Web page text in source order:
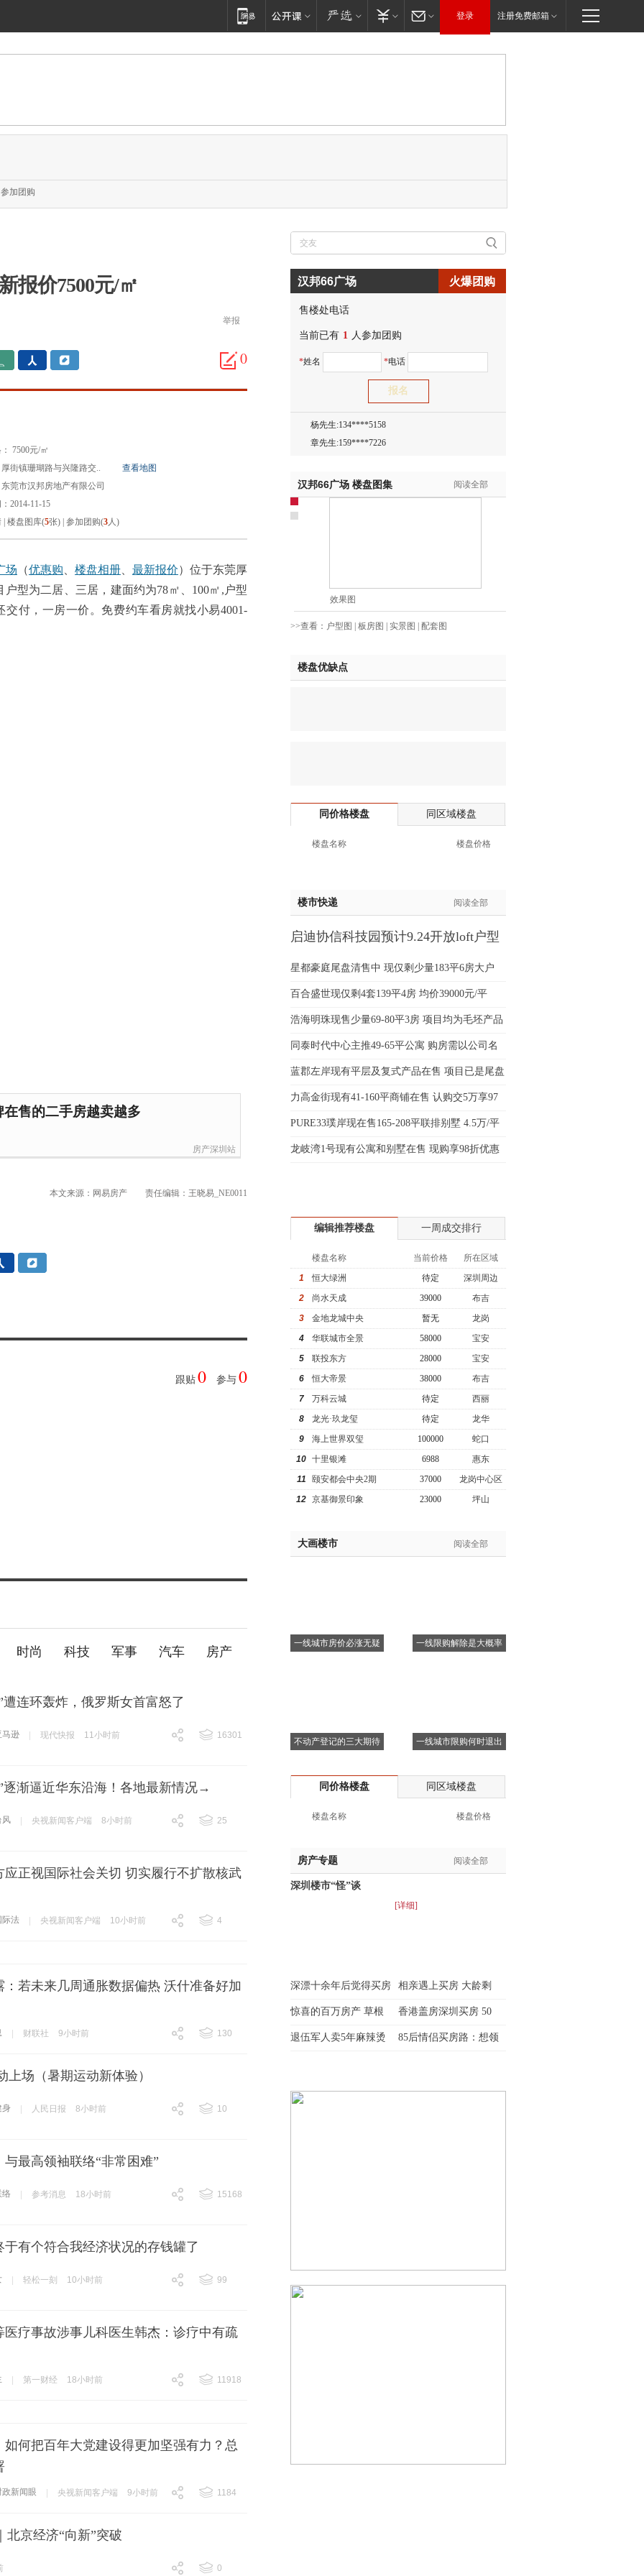
登录 注册免费邮箱
参加团购
报价7500元/㎡
举报
0
7500元/㎡
街镇珊瑚路与兴隆路交..
查看地图
莞市汉邦房地产有限公司
2014-11-15
楼盘图库(5张) 参加团购(3人)
场 （优惠购 楼盘相册 最新报价）位于东莞厚
型为二居、三居，建面约为78㎡、100㎡,户型
付，一房一价。免费约车看房就找小易4001-
售的二手房越卖越多
房产深圳站
本文来源：网易房产 责任编辑：王晓易_NE0011
跟贴 0 参与 0
时尚 科技 军事 汽车 房产
遭连环轰炸，俄罗斯女首富怒了
马逊 现代快报 11小时前
16301
逐渐逼近华东沿海！各地最新情况→
风 央视新闻客户端 8小时前
25
应正视国际社会关切 切实履行不扩散核武
际法 央视新闻客户端 10小时前
4
：若未来几周通胀数据偏热 沃什准备好加
财联社 9小时前
130
上场（暑期运动新体验）
身 人民日报 8小时前
10
最高领袖联络“非常困难”
络 参考消息 18小时前
15168
于有个符合我经济状况的存钱罐了
轻松一刻 10小时前
99
医疗事故涉事儿科医生韩杰：诊疗中有疏
第一财经 18小时前
11918
如何把百年大党建设得更加坚强有力？总
政新闻眼 央视新闻客户端 9小时前
1184
北京经济“向新”突破
0
汉邦66广场 火爆团购
售楼处电话
当前已有 1 人参加团购
*姓名 *电话
胡先生:150****0731
邓先生:138****8083
陈先生:159****3332
杨先生:134****5158
章先生:159****7226
林女士:136****3668
郑先生:136****9618
蔡女士:138****2322
魏女士:183****9105
赵先生:139****8548
姚先生:137****6367
陈先生:159****3332
杨先生:134****5158
章先生:159****7226
谢女士:135****3735
吴先生:139****9780
韩女士:158****2390
魏女士:183****9105
赵先生:139****8548
钱先生:139****7316
姚先生:137****6367
黄先生:136****3612
汉邦66广场 楼盘图集 阅读全部
效果图
>>查看： 户型图 | 板房图 | 实景图 | 配套图
楼盘优缺点
同价格楼盘 同区域楼盘
楼盘名称 楼盘价格
楼市快递 阅读全部
启迪协信科技园预计9.24开放loft户型
星都豪庭尾盘清售中 现仅剩少量183平6房大户
百合盛世现仅剩4套139平4房 均价39000元/平
浩海明珠现售少量69-80平3房 项目均为毛坯产品
同泰时代中心主推49-65平公寓 购房需以公司名
义
蓝郡左岸现有平层及复式产品在售 项目已是尾盘
力高金街现有41-160平商铺在售 认购交5万享97
折
PURE33璞岸现在售165-208平联排别墅 4.5万/平
起
龙岐湾1号现有公寓和别墅在售 现购享98折优惠
编辑推荐楼盘 一周成交排行
楼盘名称 当前价格
所在区域
1
恒大绿洲 待定
深圳周边
2
尚水天成 39000
布吉
3
金地龙城中央 暂无
龙岗
4
华联城市全景 58000
宝安
5
联投东方 28000
宝安
6
恒大帝景 38000
布吉
7
万科云城 待定
西丽
8
龙光·玖龙玺 待定
龙华
9
海上世界双玺 100000
蛇口
10 十里银滩 6988
惠东
11
颐安都会中央2期 37000
龙岗中心区
12 京基御景印象 23000 坪山
大画楼市 阅读全部
一线城市房价必涨无疑 一线限购解除是大概率
不动产登记的三大期待 一线城市限购何时退出
同价格楼盘 同区域楼盘
楼盘名称 楼盘价格
房产专题 阅读全部
深圳楼市“怪”谈
[详细]
深漂十余年后觉得买房
惊喜的百万房产 草根
退伍军人卖5年麻辣烫
相亲遇上买房 大龄剩
香港盖房深圳买房 50
85后情侣买房路：想领